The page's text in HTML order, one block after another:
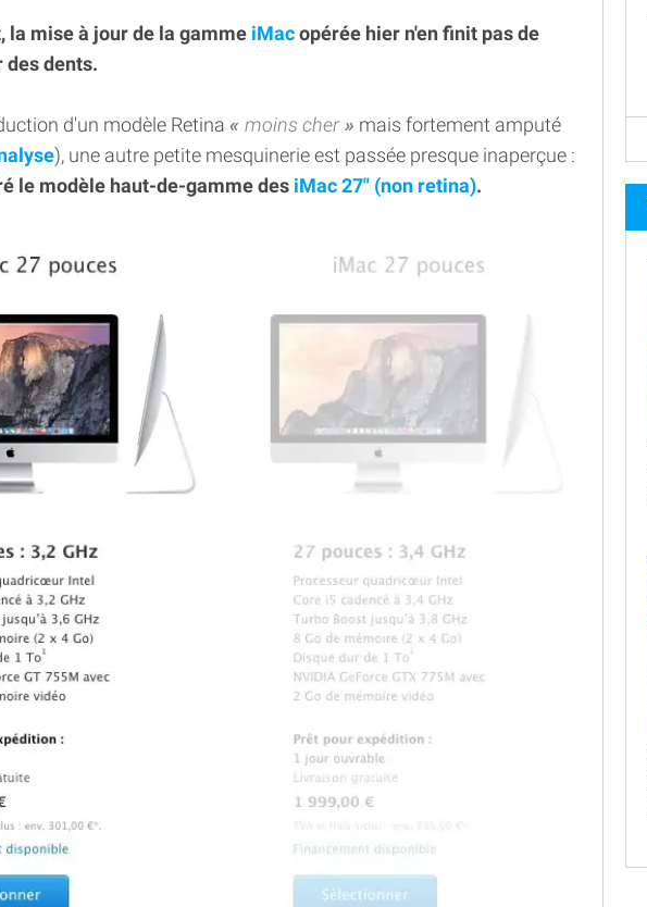
la mise à jour de la gamme iMacopérée hier n'en finit pas de
dents.
d'un modèle Retina moins cher
mais fortement amputé
), une autre petite mesquinerie est passée presque inaperçue :
le modèle haut-de-gamme des iMac 27" (non retina).